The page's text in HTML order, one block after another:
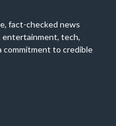
fact-checked news
entertainment, tech,
commitment to credible